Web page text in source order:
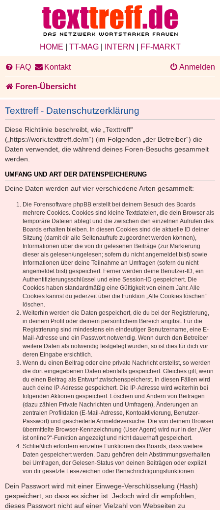
HOME TT-MAG| INTERN FF-MARKT
FAQ Kontakt Anmelden
Foren-Übersicht
Texttreff - Datenschutzerklärung
Diese Richtlinie beschreibt, wie „Texttreff“
(„https://work.texttreff.de/m“) (im Folgenden „der Betreiber“) die
Daten verwendet, die während deines Foren-Besuchs gesammelt
werden.
UMFANG UND ART DER DATENSPEICHERUNG
Deine Daten werden auf vier verschiedene Arten gesammelt:
Die Forensoftware phpBB erstellt bei deinem Besuch des Boards
mehrere Cookies. Cookies sind kleine Textdateien, die dein Browser als
temporäre Dateien ablegt und die zwischen den einzelnen Aufrufen des
Boards erhalten bleiben. In diesen Cookies sind die aktuelle ID deiner
Sitzung (damit dir alle Seitenaufrufe zugeordnet werden können),
Informationen über die von dir gelesenen Beiträge (zur Markierung
dieser als gelesen/ungelesen; sofern du nicht angemeldet bist) sowie
Informationen über deine Teilnahme an Umfragen (sofern du nicht
angemeldet bist) gespeichert. Ferner werden deine Benutzer-ID, ein
Authentifizierungsschlüssel und eine Session-ID gespeichert. Die
Cookies haben standardmäßig eine Gültigkeit von einem Jahr. Alle
Cookies kannst du jederzeit über die Funktion „Alle Cookies löschen“
löschen.
Weiterhin werden die Daten gespeichert, die du bei der Registrierung,
in deinem Profil oder deinem persönlichem Bereich angibst. Für die
Registrierung sind mindestens ein eindeutiger Benutzername, eine E-
Mail-Adresse und ein Passwort notwendig. Wenn durch den Betreiber
weitere Daten als notwendig festgelegt wurden, so ist dies für dich vor
deren Eingabe ersichtlich.
Wenn du einen Beitrag oder eine private Nachricht erstellst, so werden
die dort eingegebenen Daten ebenfalls gespeichert. Gleiches gilt, wenn
du einen Beitrag als Entwurf zwischenspeicherst. In diesen Fällen wird
auch deine IP-Adresse gespeichert. Die IP-Adresse wird weiterhin bei
folgenden Aktionen gespeichert: Löschen und Ändern von Beiträgen
(dazu zählen Private Nachrichten und Umfragen), Änderungen an
zentralen Profildaten (E-Mail-Adresse, Kontoaktivierung, Benutzer-
Passwort) und gescheiterte Anmeldeversuche. Die von deinem Browser
übermittelte Browser-Kennzeichnung (User Agent) wird nur in der „Wer
ist online?“-Funktion angezeigt und nicht dauerhaft gespeichert.
Schließlich erfordern einzelne Funktionen des Boards, dass weitere
Daten gespeichert werden. Dazu gehören dein Abstimmungsverhalten
bei Umfragen, der Gelesen-Status von deinen Beiträgen oder explizit
von dir gesetzte Lesezeichen oder Benachrichtigungsfunktionen.
Dein Passwort wird mit einer Einwege-Verschlüsselung (Hash)
gespeichert, so dass es sicher ist. Jedoch wird dir empfohlen,
dieses Passwort nicht auf einer Vielzahl von Webseiten zu